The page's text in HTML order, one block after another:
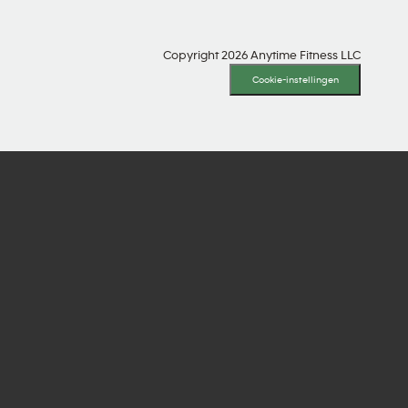
Copyright 2026 Anytime Fitness LLC
Cookie-instellingen